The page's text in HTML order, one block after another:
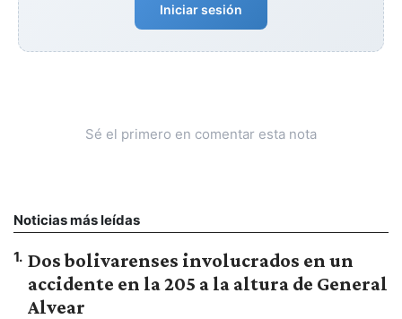
Iniciar sesión
Sé el primero en comentar esta nota
Noticias más leídas
1. Dos bolivarenses involucrados en un
accidente en la 205 a la altura de General
Alvear